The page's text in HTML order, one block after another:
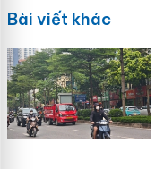
Bài viết khác